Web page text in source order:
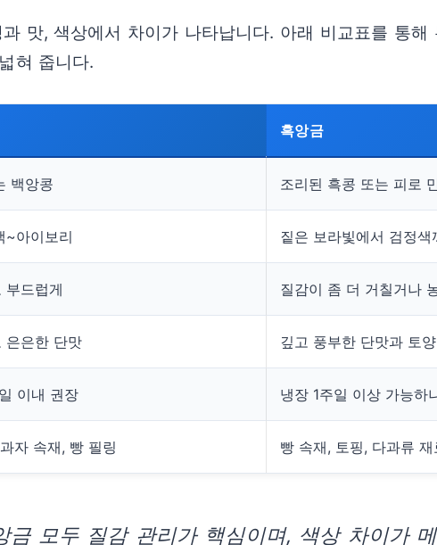
맛, 색상에서 차이가 나타납니다. 아래 비교표를 통
혀 줍니다.
흑앙금
백앙콩 조리된 흑콩 또는 피로
~아이보리 짙은 보라빛에서 검정색
부드럽게 질감이 좀 더 거칠거나
은은한 단맛 깊고 풍부한 단맛과 토
이내 권장 냉장 1주일 이상 가능하
자 속재, 빵 필링 빵 속재, 토핑, 다과류 재
금 모두 질감 관리가 핵심이며, 색상 차이가